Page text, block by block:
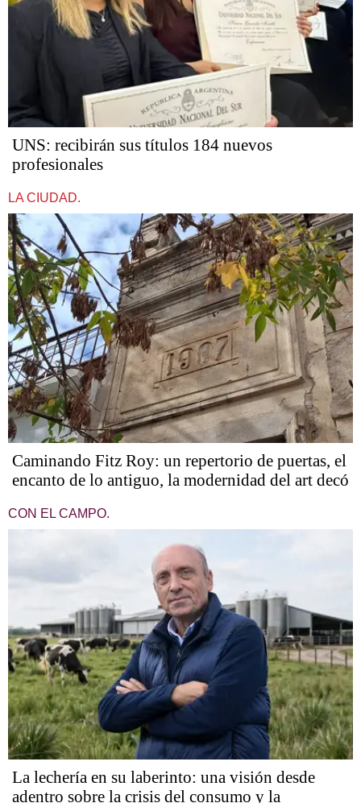
UNS: recibirán sus títulos 184 nuevos
profesionales
LA CIUDAD.
Caminando Fitz Roy: un repertorio de puertas, el
encanto de lo antiguo, la modernidad del art decó
CON EL CAMPO.
La lechería en su laberinto: una visión desde
adentro sobre la crisis del consumo y la